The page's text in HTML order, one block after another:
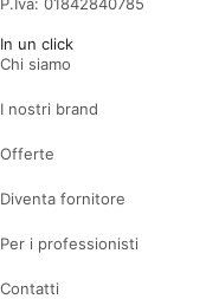
In un click
Chi siamo
I nostri brand
Offerte
Diventa fornitore
Per i professionisti
Contatti